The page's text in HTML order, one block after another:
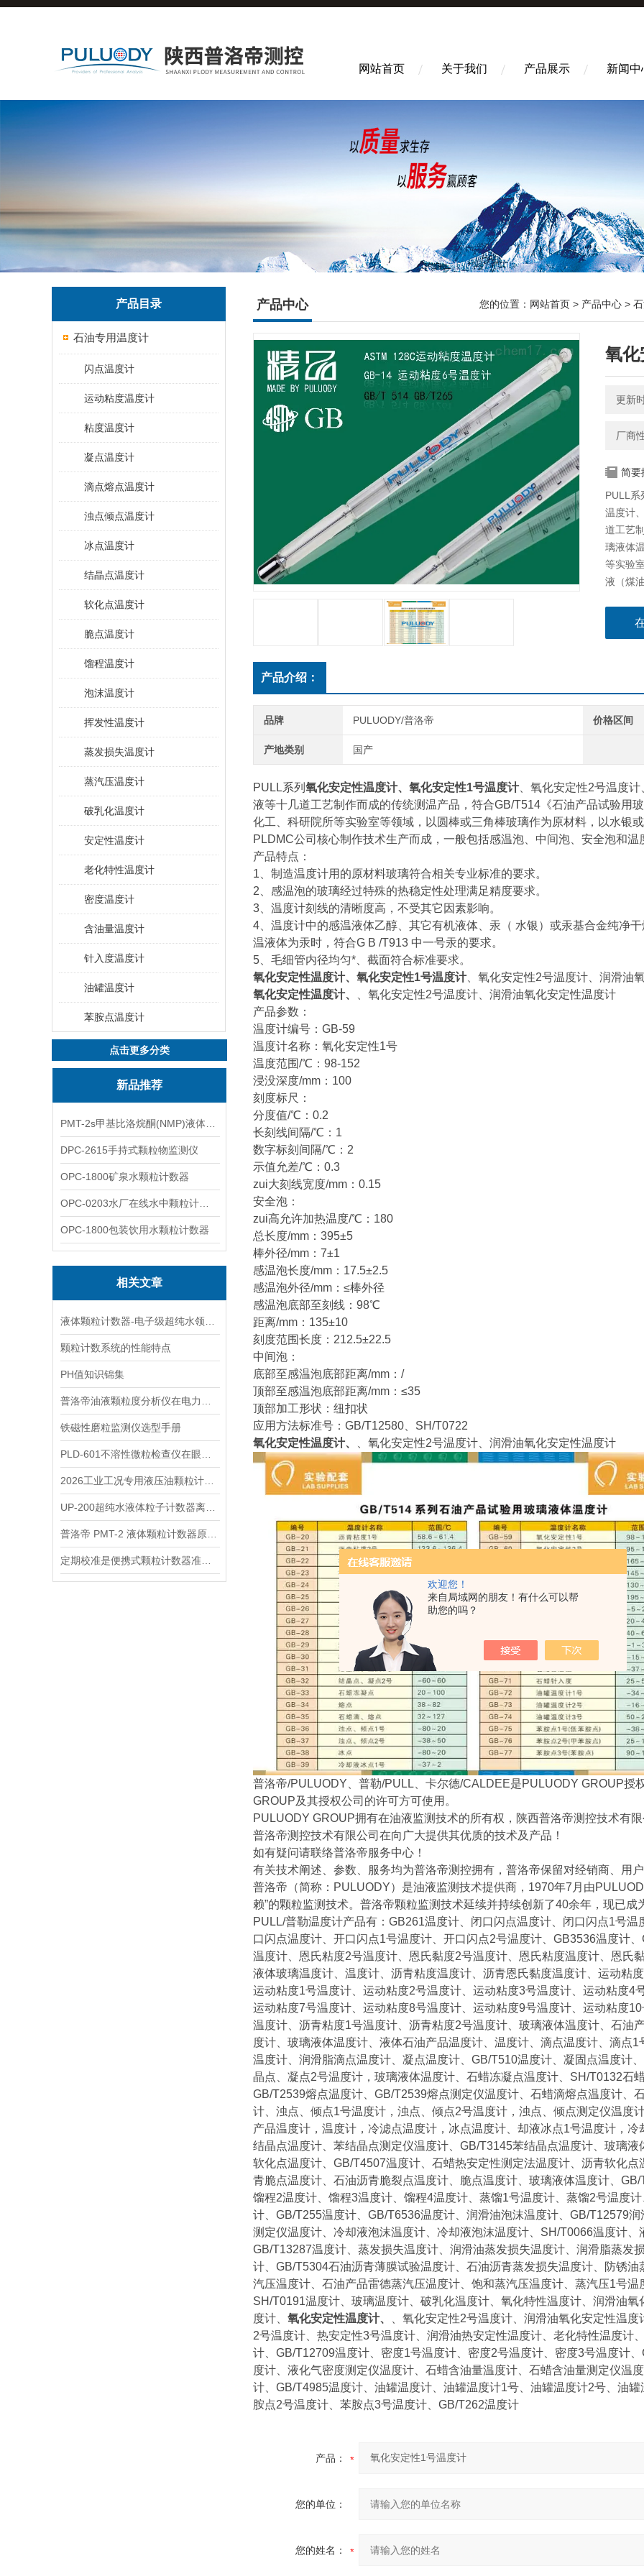
欢迎您！
来自局域网的朋友！有什么可以帮
助您的吗？
网站首页 关于我们 产品展示 新闻中
产品目录
石油专用温度计
闪点温度计
运动粘度温度计
粘度温度计
凝点温度计
滴点熔点温度计
浊点倾点温度计
冰点温度计
结晶点温度计
软化点温度计
脆点温度计
馏程温度计
泡沫温度计
挥发性温度计
蒸发损失温度计
蒸汽压温度计
破乳化温度计
安定性温度计
老化特性温度计
密度温度计
含油量温度计
针入度温度计
油罐温度计
苯胺点温度计
点击更多分类
新品推荐
DPC-2615手持式颗粒物监测仪
OPC-1800矿泉水颗粒计数器
OPC-1800包装饮用水颗粒计数器
相关文章
颗粒计数系统的性能特点
PH值知识锦集
铁磁性磨粒监测仪选型手册
产品中心 您的位置： 网站首页 > 产品中心 >
氧化
更新
厂商
简要
PULL系
温度计
道工艺
璃液体
等实验
液（煤
产品介绍：
品牌 PULUODY/普洛帝 价格区间
产地类别 国产
PULL系列 氧化安定性温度计、 氧化安定性1号温度计、氧化安定性2号温度
液等十几道工艺制作而成的传统测温产品，符合GB/T514《石油产品试验用
化工、科研院所等实验室等领域，以圆棒或三角棒玻璃作为原材料，以水银
PLDMC公司核心制作技术生产而成，一般包括感温泡、中间泡、安全泡和温
产品特点：
1、制造温度计用的原材料玻璃符合相关专业标准的要求。
2、感温泡的玻璃经过特殊的热稳定性处理满足精度要求。
3、温度计刻线的清晰度高，不受其它因素影响。
4、温度计中的感温液体乙醇、其它有机液体、汞（ 水银）或汞基合金纯净
温液体为汞时，符合G B /T913 中一号汞的要求。
5、毛细管内径均匀*、截面符合标准要求。
氧化安定性温度计、 氧化安定性1号温度计、氧化安定性2号温度计、润滑油
氧化安定性温度计、
、氧化安定性2号温度计、润滑油氧化安定性温度计
产品参数：
温度计编号：GB-59
温度计名称：氧化安定性1号
温度范围/℃：98-152
浸没深度/mm：100
刻度标尺：
分度值/℃：0.2
长刻线间隔/℃：1
数字标刻间隔/℃：2
示值允差/℃：0.3
zui大刻线宽度/mm：0.15
安全泡：
zui高允许加热温度/℃：180
总长度/mm：395±5
棒外径/mm：7±1
感温泡长度/mm：17.5±2.5
感温泡外径/mm：≤棒外径
感温泡底部至刻线：98℃
距离/mm：135±10
刻度范围长度：212.5±22.5
中间泡：
底部至感温泡底部距离/mm：/
顶部至感温泡底部距离/mm：≤35
顶部加工形状：纽扣状
应用方法标准号：GB/T12580、SH/T0722
氧化安定性温度计、
、氧化安定性2号温度计、润滑油氧化安定性温度计
普洛帝/PULUODY、普勒/PULL、卡尔德/CALDEE是PULUODY GROUP授
GROUP及其授权公司的许可方可使用。
PULUODY GROUP拥有在油液监测技术的所有权，陕西普洛帝测控技术有
普洛帝测控技术有限公司在向广大提供其优质的技术及产品！
如有疑问请联络普洛帝服务中心！
有关技术阐述、参数、服务均为普洛帝测控拥有，普洛帝保留对经销商、用户
普洛帝（简称：PULUODY）是油液监测技术提供商，1970年7月由
赖”的颗粒监测技术。普洛帝颗粒监测技术延续并持续创新了40余年，现已成
PULL/普勒温度计产品有：GB261温度计、闭口闪点温度计、闭口闪点1号
口闪点温度计、开口闪点1号温度计、开口闪点2号温度计、GB3536温度计
温度计、恩氏粘度2号温度计、恩氏黏度2号温度计、恩氏粘度温度计、恩氏
液体玻璃温度计、温度计、沥青粘度温度计、沥青恩氏黏度温度计、运动粘
运动粘度1号温度计、运动粘度2号温度计、运动粘度3号温度计、运动粘度4
运动粘度7号温度计、运动粘度8号温度计、运动粘度9号温度计、运动粘度
温度计、沥青粘度1号温度计、沥青粘度2号温度计、玻璃液体温度计、石油
度计、玻璃液体温度计、液体石油产品温度计、温度计、滴点温度计、滴点
温度计、润滑脂滴点温度计、凝点温度计、GB/T510温度计、凝固点温度计
晶点、凝点2号温度计，玻璃液体温度计、石蜡冻凝点温度计、SH/T0132石
GB/T2539熔点温度计、GB/T2539熔点测定仪温度计、石蜡滴熔点温度计、
计、浊点、倾点1号温度计，浊点、倾点2号温度计，浊点、倾点测定仪温度
产品温度计，温度计，冷滤点温度计，冰点温度计、却液冰点1号温度计，
结晶点温度计、苯结晶点测定仪温度计、GB/T3145苯结晶点温度计、玻璃
软化点温度计、GB/T4507温度计、石蜡热安定性测定法温度计、沥青软化
青脆点温度计、石油沥青脆裂点温度计、脆点温度计、玻璃液体温度计、
馏程2温度计、馏程3温度计、馏程4温度计、蒸馏1号温度计、蒸馏2号温度
计、GB/T255温度计、GB/T6536温度计、润滑油泡沫温度计、GB/T12579
测定仪温度计、冷却液泡沫温度计、冷却液泡沫温度计、SH/T0066温度计、
GB/T13287温度计、蒸发损失温度计、润滑油蒸发损失温度计、润滑脂蒸发
计、GB/T5304石油沥青薄膜试验温度计、石油沥青蒸发损失温度计、防锈
汽压温度计、石油产品雷德蒸汽压温度计、饱和蒸汽压温度计、蒸汽压1号温
SH/T0191温度计、玻璃温度计、破乳化温度计、氧化特性温度计、润滑油
度计、 氧化安定性温度计、
、氧化安定性2号温度计、润滑油氧化安定性温
2号温度计、热安定性3号温度计、润滑油热安定性温度计、老化特性温度计
计、GB/T12709温度计、密度1号温度计、密度2号温度计、密度3号温度计
度计、液化气密度测定仪温度计、石蜡含油量温度计、石蜡含油量测定仪温
计、GB/T4985温度计、油罐温度计、油罐温度计1号、油罐温度计2号、油
胺点2号温度计、苯胺点3号温度计、GB/T262温度计
产品：
您的单位：
您的姓名：